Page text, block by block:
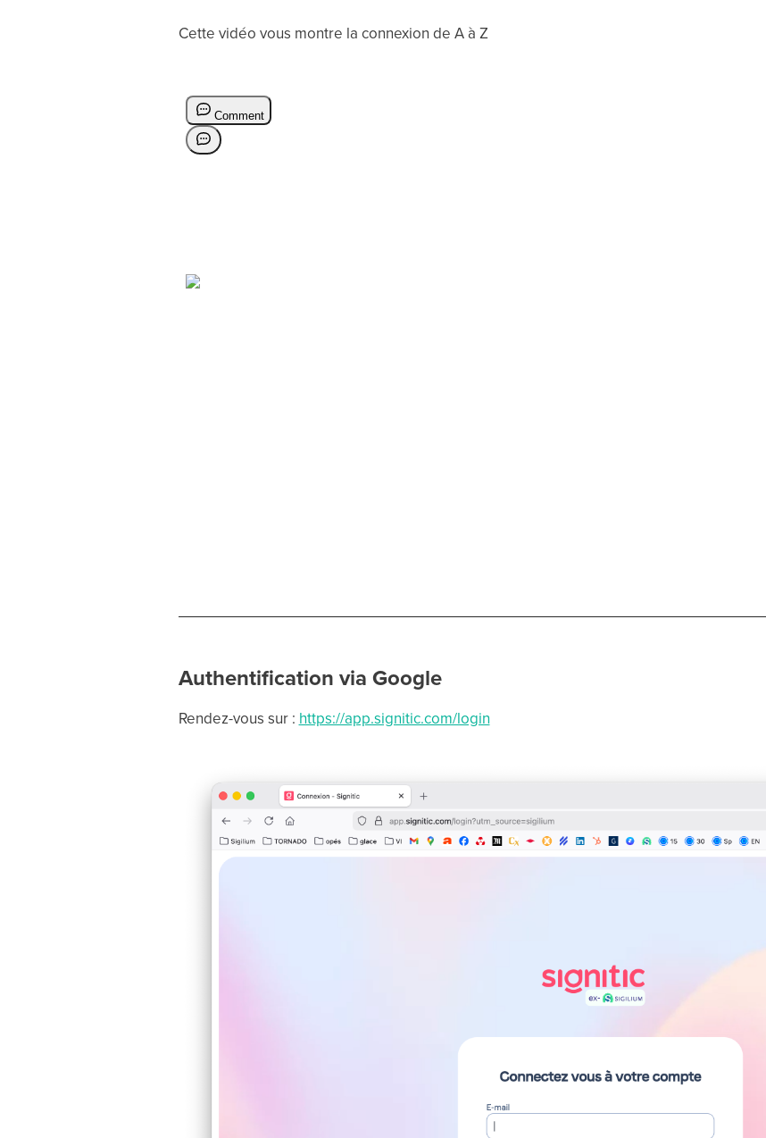
Cette vidéo vous montre la connexion de A à Z
Authentification via Google
Rendez-vous sur : https://app.signitic.com/login